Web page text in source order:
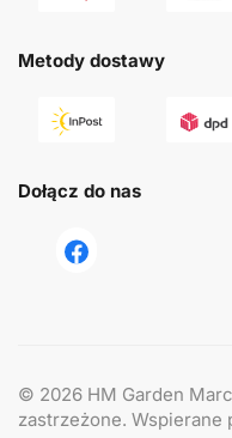
Metody dostawy
Dołącz do nas
© 2026 HM Garden
zastrzeżone. Wspierane